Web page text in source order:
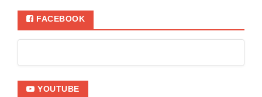
FACEBOOK
YOUTUBE